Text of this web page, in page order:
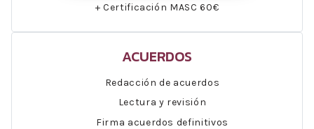
+ Certificación MASC 60€
ACUERDOS
Redacción de acuerdos
Lectura y revisión
Firma acuerdos definitivos